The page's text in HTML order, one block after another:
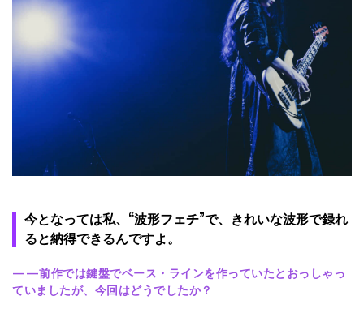
今となっては私、“波形フェチ”で、きれいな波形で録れ
ると納得できるんですよ。
——前作では鍵盤でベース・ラインを作っていたとおっしゃっ
ていましたが、今回はどうでしたか？